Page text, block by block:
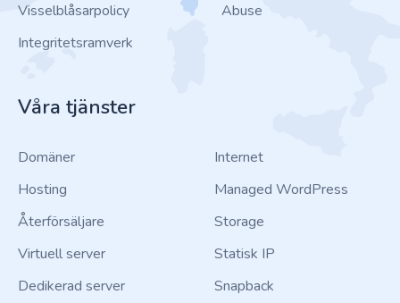
Visselblåsarpolicy
Integritetsramverk
Abuse
Våra tjänster
Domäner
Hosting
Återförsäljare
Virtuell server
Dedikerad server
Internet
Managed WordPress
Storage
Statisk IP
Snapback